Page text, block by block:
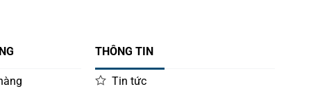
THÔNG TIN
Tin tức